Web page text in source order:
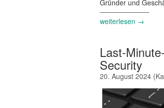
Gründer und
weiterlesen →
Last-
Security
20. August 2024